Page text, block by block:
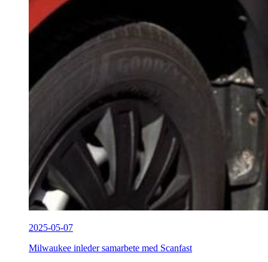
2025-05-07
Milwaukee inleder samarbete med Scanfast